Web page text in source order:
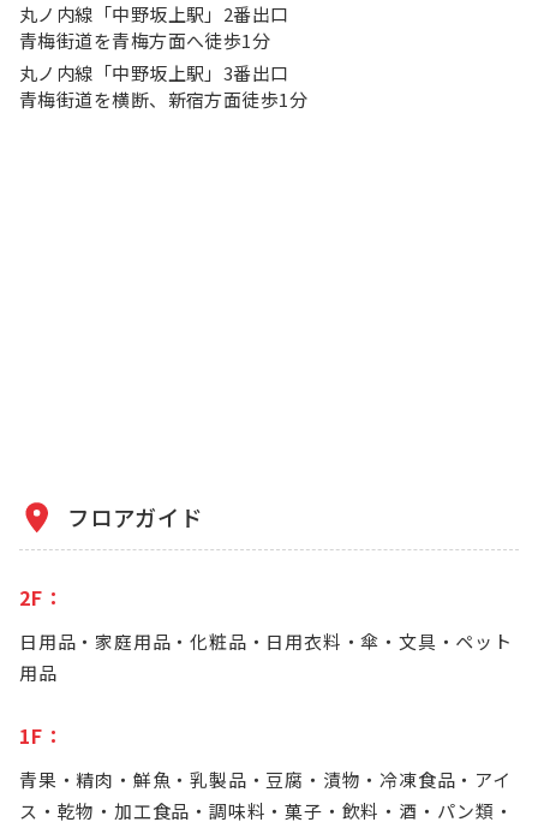
丸ノ内線「中野坂上駅」2番出口
青梅街道を青梅方面へ徒歩1分
丸ノ内線「中野坂上駅」3番出口
青梅街道を横断、新宿方面徒歩1分
フロアガイド
2F：
日用品・家庭用品・化粧品・日用衣料・傘・文具・ペット
用品
1F：
青果・精肉・鮮魚・乳製品・豆腐・漬物・冷凍食品・アイ
ス・乾物・加工食品・調味料・菓子・飲料・酒・パン類・